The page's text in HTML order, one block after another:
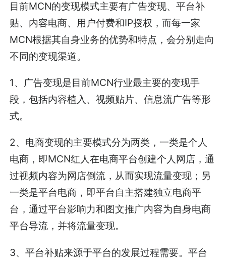
目前MCN的变现模式主要有广告变现、平台补
贴、内容电商、用户付费和IP授权，而每一家
MCN根据其自身业务的优势和特点，会分别走向
不同的变现渠道。
1、广告变现是目前MCN行业最主要的变现手
段，包括内容植入、视频贴片、信息流广告等形
式。
2、电商变现的主要模式分为两类，一类是个人
电商，即MCN红人在电商平台创建个人网店，通
过视频内容为网店倒流，从而实现流量变现；另
一类是平台电商，即平台自主搭建独立电商平
台，通过平台影响力和图文推广内容为自身电商
平台导流，并将流量变现。
3、平台补贴来源于平台的发展过程需要。平台